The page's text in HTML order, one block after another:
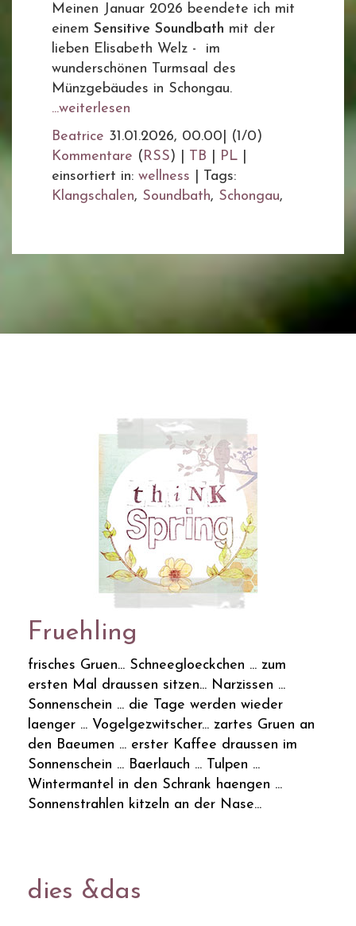
Meinen Januar 2026 beendete ich mit
einem Sensitive Soundbath mit der
lieben Elisabeth Welz - im
wunderschönen Turmsaal des
Münzgebäudes in Schongau.
...weiterlesen
Beatrice 31.01.2026, 00.00
(1/0)
Kommentare ( RSS) | TB PL
einsortiert in: wellness
Tags:
Klangschalen, Soundbath, Schongau,
Fruehling
frisches Gruen... Schneegloeckchen ... zum
ersten Mal draussen sitzen... Narzissen ...
Sonnenschein ... die Tage werden wieder
laenger ... Vogelgezwitscher... zartes Gruen an
den Baeumen ... erster Kaffee draussen im
Sonnenschein ... Baerlauch ... Tulpen ...
Wintermantel in den Schrank haengen ...
Sonnenstrahlen kitzeln an der Nase...
dies &das